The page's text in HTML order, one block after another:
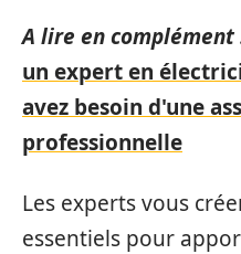
A lire en complément
un expert en
avez besoin d'une
professionnelle
Les experts vous
essentiels pour